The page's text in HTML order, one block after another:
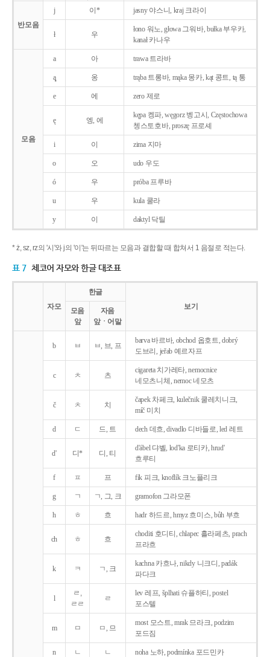
반모음
j 이* jasny 야스니, kraj 크라이
ł 우
łono 워노, głowa 그워바, bułka 부우카,
kanał 카나우
모음
a 아 trawa 트라바
ą̨ 옹 trąba 트롱바, mąka 몽카, kąt 콩트, tą 통
e 에 zero 제로
ę 엥, 에
kępa 켕파, węgorz 벵고시, Częstochowa
쳉스토호바, proszę 프로셰
i 이 zima 지마
o 오 udo 우도
ó 우 próba 프루바
u 우 kula 쿨라
y 이 daktyl 닥틸
* ż, sz, rz의 '시'와 j의 '이'는 뒤따르는 모음과 결합할 때 합쳐서 1 음절로 적는다.
표 7 체코어 자모와 한글 대조표
자모
한글
보기
모음
앞
자음
앞ㆍ어말
b ㅂ ㅂ, 브, 프
barva 바르바, obchod 옵호트, dobrý
도브리, jeřab 예르자프
c ㅊ 츠
cigareta 치가레타, nemocnice
네모츠니체, nemoc 네모츠
č ㅊ 치
čapek 차페크, kulečnik 쿨레치니크,
míč 미치
d ㄷ 드, 트 dech 데흐, divadlo 디바들로, led 레트
d' 디* 디, 티
d'ábel 댜벨, lod'ka 로티카, hrud'
흐루티
f ㅍ 프 fík 피크, knoflík 크노플리크
g ㄱ ㄱ, 그, 크 gramofon 그라모폰
h ㅎ 흐 hadr 하드르, hmyz 흐미스, bůh 부흐
ch ㅎ 흐
choditi 호디티, chlapec 흘라페츠, prach
프라흐
k ㅋ ㄱ, 크
kachna 카흐나, nikdy 니크디, padák
파다크
l
ㄹ,
ㄹㄹ
ㄹ
lev 레프, šplhati 슈플하티, postel
포스텔
m ㅁ ㅁ, 므
most 모스트, mrak 므라크, podzim
포드짐
n ㄴ ㄴ noha 노하, podmínka 포드민카